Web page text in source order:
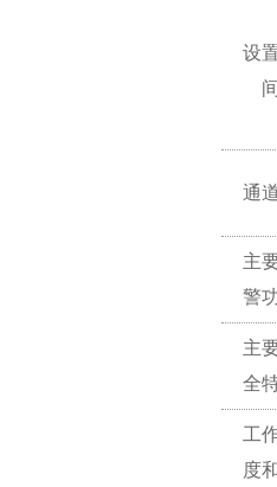
设
通
主
警
主
全
工
度